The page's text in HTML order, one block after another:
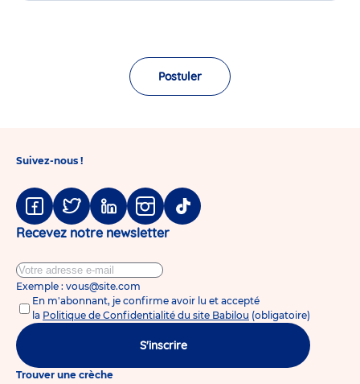
Postuler
Suivez-nous !
Facebook
TwitterLinkedinInstagram
Tiktok
Recevez notre newsletter
Exemple : vous@site.com
En m'abonnant, je confirme avoir lu et accepté
la Politique de Confidentialité du site Babilou (obligatoire)
S'inscrire
Trouver une crèche